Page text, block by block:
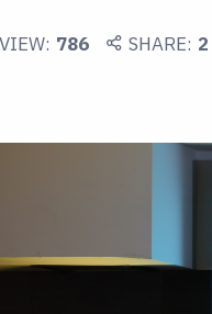
VIEW: 786 SHARE: 2